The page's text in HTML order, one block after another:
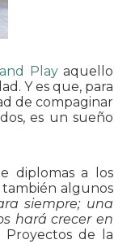
Playaquello
Y es que, para
de compaginar
es un sueño
diplomas a los
también algunos
siempre; una
hará crecer en
Proyectos de la